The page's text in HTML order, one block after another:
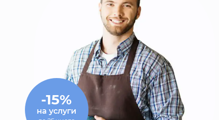
-15%
на услуги